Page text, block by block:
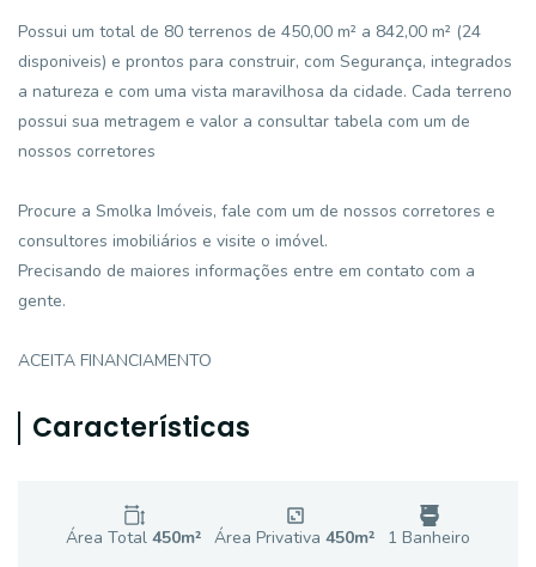
Possui um total de 80 terrenos de 450,00 m² a 842,00 m² (24
disponiveis) e prontos para construir, com Segurança, integrados
a natureza e com uma vista maravilhosa da cidade. Cada terreno
possui sua metragem e valor a consultar tabela com um de
nossos corretores
Procure a Smolka Imóveis, fale com um de nossos corretores e
consultores imobiliários e visite o imóvel.
Precisando de maiores informações entre em contato com a
gente.
ACEITA FINANCIAMENTO
Características
Área Total 450m² Área Privativa 450m² 1 Banheiro